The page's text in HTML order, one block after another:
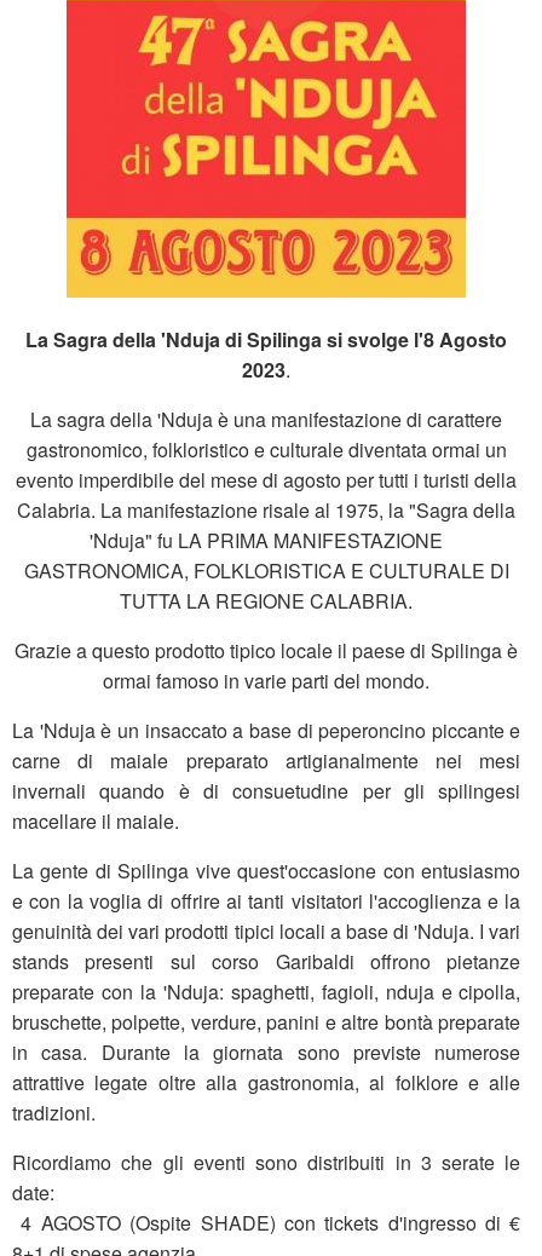
La Sagra della 'Nduja di Spilinga si svolge l'8 Agosto
2023.
La sagra della 'Nduja è una manifestazione di carattere
gastronomico, folkloristico e culturale diventata ormai un
evento imperdibile del mese di agosto per tutti i turisti della
Calabria. La manifestazione risale al 1975, la "Sagra della
'Nduja" fu LA PRIMA MANIFESTAZIONE
GASTRONOMICA, FOLKLORISTICA E CULTURALE DI
TUTTA LA REGIONE CALABRIA.
Grazie a questo prodotto tipico locale il paese di Spilinga è
ormai famoso in varie parti del mondo.
La 'Nduja è un insaccato a base di peperoncino piccante e
carne di maiale preparato artigianalmente nei mesi
invernali quando è di consuetudine per gli spilingesi
macellare il maiale.
La gente di Spilinga vive quest'occasione con entusiasmo
e con la voglia di offrire ai tanti visitatori l'accoglienza e la
genuinità dei vari prodotti tipici locali a base di 'Nduja. I vari
stands presenti sul corso Garibaldi offrono pietanze
preparate con la 'Nduja: spaghetti, fagioli, nduja e cipolla,
bruschette, polpette, verdure, panini e altre bontà preparate
in casa. Durante la giornata sono previste numerose
attrattive legate oltre alla gastronomia, al folklore e alle
tradizioni.
Ricordiamo che gli eventi sono distribuiti in 3 serate le
date:
4 AGOSTO (Ospite SHADE) con tickets d'ingresso di €